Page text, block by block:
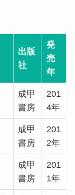
出版
社
発
売
年
成甲
書房
201
4年
成甲
書房
201
2年
成甲
書房
201
1年